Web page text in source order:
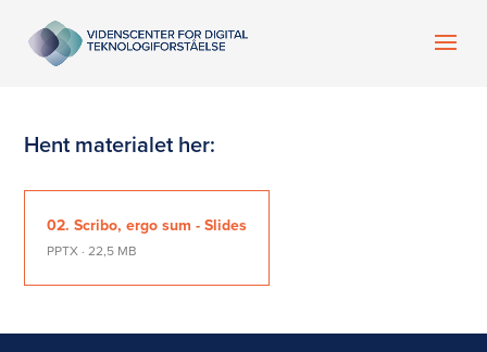
Hent materialet her:
02. Scribo, ergo sum - Slides
PPTX · 22,5 MB